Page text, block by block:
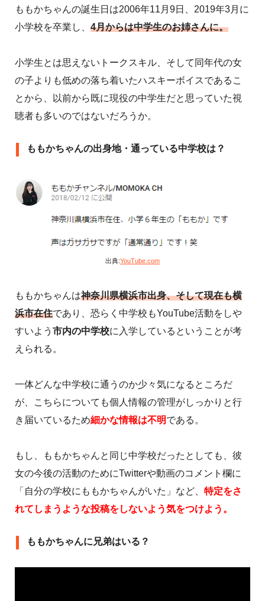
ももかちゃんの誕生日は2006年11月9日、2019年3月に
小学校を卒業し、 4月からは中学生のお姉さんに。
小学生とは思えないトークスキル、そして同年代の女
の子よりも低めの落ち着いたハスキーボイスであるこ
とから、以前から既に現役の中学生だと思っていた視
聴者も多いのではないだろうか。
ももかちゃんの出身地・通っている中学校は？
出典:YouTube.com
ももかちゃんは神奈川県横浜市出身、そして現在も横
浜市在住であり、恐らく中学校もYouTube活動をしや
すいよう 市内の中学校に入学しているということが考
えられる。
一体どんな中学校に通うのか少々気になるところだ
が、こちらについても個人情報の管理がしっかりと行
き届いているため細かな情報は不明である。
もし、ももかちゃんと同じ中学校だったとしても、彼
女の今後の活動のためにTwitterや動画のコメント欄に
「自分の学校にももかちゃんがいた」など、 特定をさ
れてしまうような投稿をしないよう気をつけよう。
ももかちゃんに兄弟はいる？